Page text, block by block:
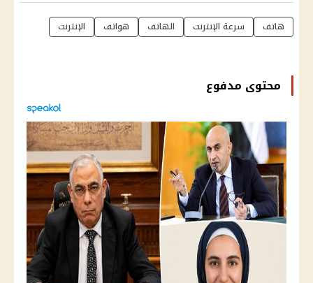
هاتف سرعة الإنترنت الهاتف هواتف الإنترنت
محتوى مدفوع